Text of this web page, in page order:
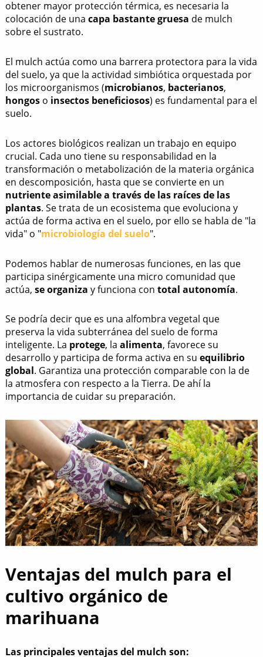
obtener mayor protección térmica, es necesaria la
colocación de una capa bastante gruesa de mulch
sobre el sustrato.
El mulch actúa como una barrera protectora para la vida
del suelo, ya que la actividad simbiótica orquestada por
los microorganismos (microbianos, bacterianos,
hongoso insectos beneficiosos) es fundamental para el
suelo.
Los actores biológicos realizan un trabajo en equipo
crucial. Cada uno tiene su responsabilidad en la
transformación o metabolización de la materia orgánica
en descomposición, hasta que se convierte en un
nutriente asimilable a través de las raíces de las
plantas. Se trata de un ecosistema que evoluciona y
actúa de forma activa en el suelo, por ello se habla de "la
vida" o "microbiología del suelo".
Podemos hablar de numerosas funciones, en las que
participa sinérgicamente una micro comunidad que
actúa, se organiza y funciona con total autonomía.
Se podría decir que es una alfombra vegetal que
preserva la vida subterránea del suelo de forma
inteligente. La protege, la alimenta, favorece su
desarrollo y participa de forma activa en su equilibrio
global. Garantiza una protección comparable con la de
la atmosfera con respecto a la Tierra. De ahí la
importancia de cuidar su preparación.
Ventajas del mulch para el
cultivo orgánico de
marihuana
Las principales ventajas del mulch son: